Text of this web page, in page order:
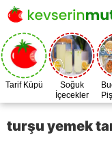
Tarif Küpü
Soğuk
İçecekler
turşu yemek